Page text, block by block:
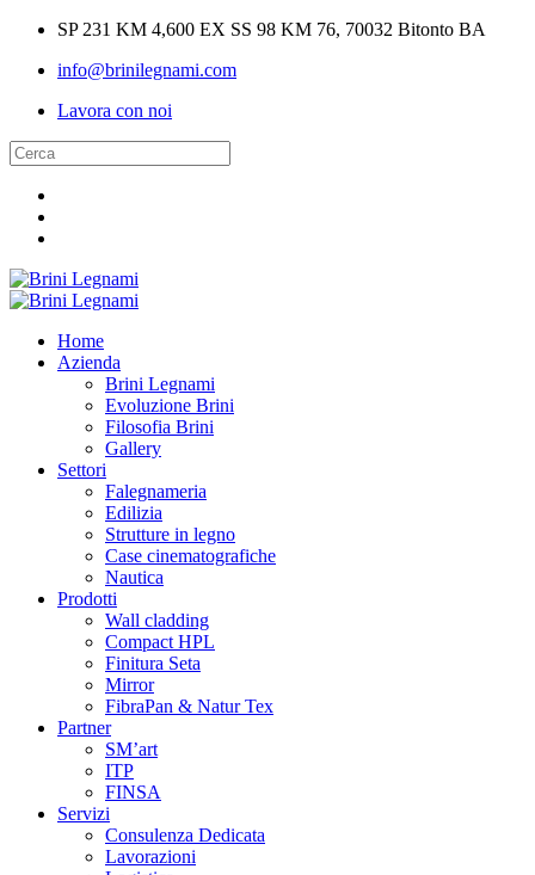
SP 231 KM 4,600 EX SS 98 KM 76, 70032 Bitonto BA
info@brinilegnami.com
Lavora con noi
Home
Azienda
Brini Legnami
Evoluzione Brini
Filosofia Brini
Gallery
Settori
Falegnameria
Edilizia
Strutture in legno
Case cinematografiche
Nautica
Prodotti
Wall cladding
Compact HPL
Finitura Seta
Mirror
FibraPan & Natur Tex
Partner
SM’art
ITP
FINSA
Servizi
Consulenza Dedicata
Lavorazioni